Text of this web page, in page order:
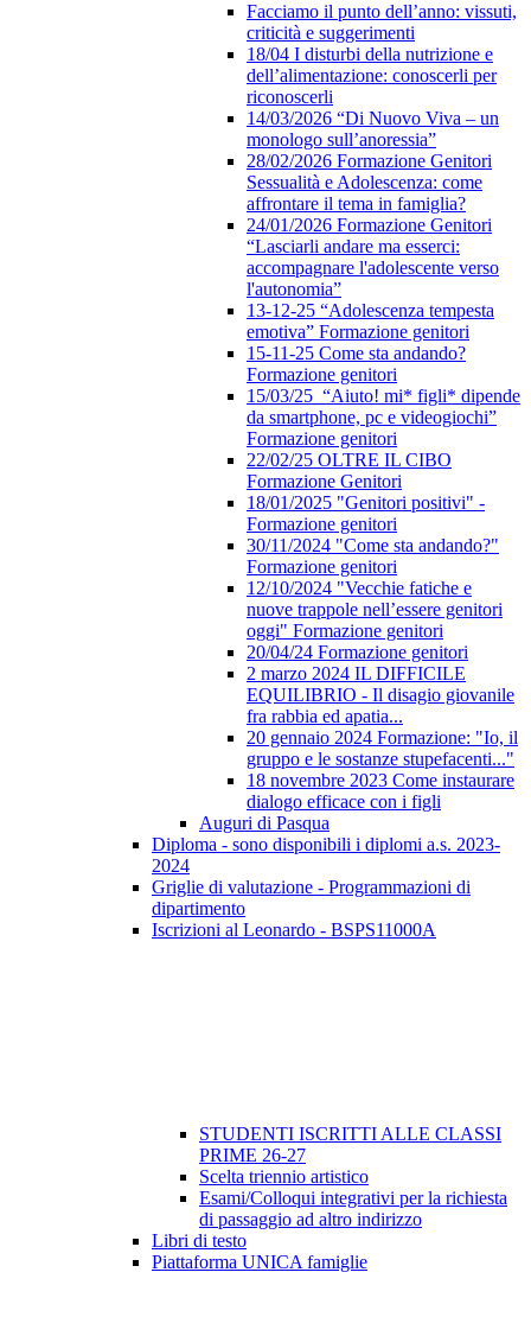
Facciamo il punto dell’anno: vissuti,
criticità e suggerimenti
18/04 I disturbi della nutrizione e
dell’alimentazione: conoscerli per
riconoscerli
14/03/2026 “Di Nuovo Viva – un
monologo sull’anoressia”
28/02/2026 Formazione Genitori
Sessualità e Adolescenza: come
affrontare il tema in famiglia?
24/01/2026 Formazione Genitori
“Lasciarli andare ma esserci:
accompagnare l'adolescente verso
l'autonomia”
13-12-25 “Adolescenza tempesta
emotiva” Formazione genitori
15-11-25 Come sta andando?
Formazione genitori
15/03/25 “Aiuto! mi* figli* dipende
da smartphone, pc e videogiochi”
Formazione genitori
22/02/25 OLTRE IL CIBO
Formazione Genitori
18/01/2025 "Genitori positivi" -
Formazione genitori
30/11/2024 "Come sta andando?"
Formazione genitori
12/10/2024 "Vecchie fatiche e
nuove trappole nell’essere genitori
oggi" Formazione genitori
20/04/24 Formazione genitori
2 marzo 2024 IL DIFFICILE
EQUILIBRIO - Il disagio giovanile
fra rabbia ed apatia...
20 gennaio 2024 Formazione: "Io, il
gruppo e le sostanze stupefacenti..."
18 novembre 2023 Come instaurare
dialogo efficace con i figli
Auguri di Pasqua
Diploma - sono disponibili i diplomi a.s. 2023-
2024
Griglie di valutazione - Programmazioni di
dipartimento
Iscrizioni al Leonardo - BSPS11000A
STUDENTI ISCRITTI ALLE CLASSI
PRIME 26-27
Scelta triennio artistico
Esami/Colloqui integrativi per la richiesta
di passaggio ad altro indirizzo
Libri di testo
Piattaforma UNICA famiglie